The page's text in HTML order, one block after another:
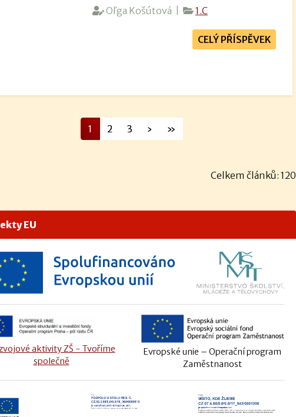
Oľga Košútová | 1.C
CELÝ PŘÍSPĚVEK
1 2 3 › »
Celkem článků: 120
EU
aktivity ZŠ - Tvoříme
společně
Evropské unie – Operační program
Zaměstnanost